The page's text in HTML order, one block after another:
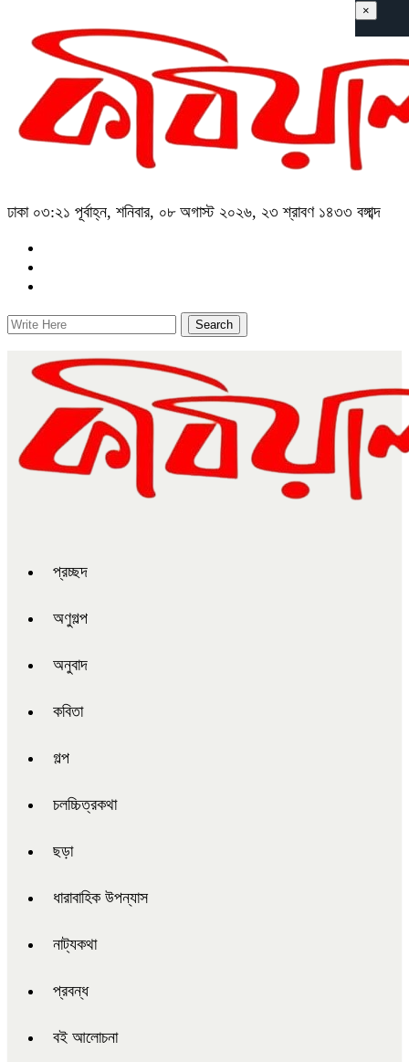
ঢাকা ০৩:২১ পূর্বাহ্ন, শনিবার, ০৮ অগাস্ট ২০২৬, ২৩ শ্রাবণ ১৪৩৩ বঙ্গাব্দ
প্রচ্ছদ
অণুগল্প
অনুবাদ
কবিতা
গল্প
চলচ্চিত্রকথা
ছড়া
ধারাবাহিক উপন্যাস
নাট্যকথা
প্রবন্ধ
বই আলোচনা
×